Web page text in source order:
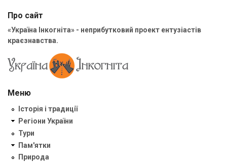
Про сайт
«Україна Інкогніта» - неприбутковий проект ентузіастів
краєзнавства.
Меню
Історія і традиції
Регіони України
Тури
Пам'ятки
Природа